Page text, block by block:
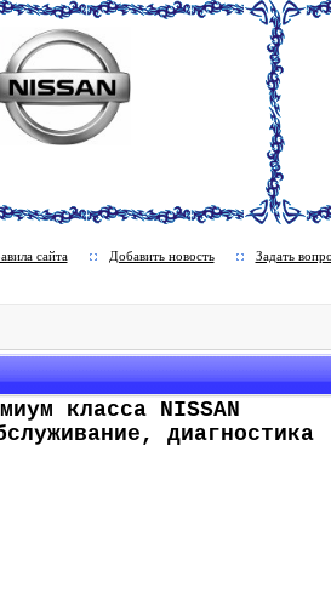
сайта Добавить новость Задать
класса NISSAN
диагностика